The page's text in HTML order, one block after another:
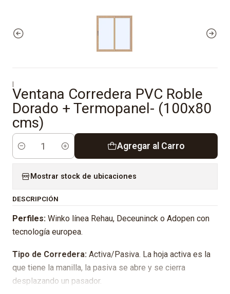
|
Ventana Corredera PVC Roble
Dorado + Termopanel- (100x80
cms)
Cantidad
Agregar al Carro
Mostrar stock de ubicaciones
DESCRIPCIÓN
Perfiles: Winko línea Rehau, Deceuninck o Adopen con
tecnología europea.
Tipo de Corredera: Activa/Pasiva. La hoja activa es la
que tiene la manilla, la pasiva se abre y se cierra
desplazando un pasador.